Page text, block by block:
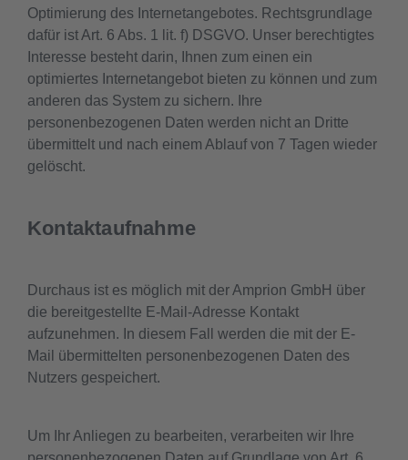
Optimierung des Internetangebotes. Rechtsgrundlage
dafür ist Art. 6 Abs. 1 lit. f) DSGVO. Unser berechtigtes
Interesse besteht darin, Ihnen zum einen ein
optimiertes Internetangebot bieten zu können und zum
anderen das System zu sichern. Ihre
personenbezogenen Daten werden nicht an Dritte
übermittelt und nach einem Ablauf von 7 Tagen wieder
gelöscht.
Kontaktaufnahme
Durchaus ist es möglich mit der Amprion GmbH über
die bereitgestellte E-Mail-Adresse Kontakt
aufzunehmen. In diesem Fall werden die mit der E-
Mail übermittelten personenbezogenen Daten des
Nutzers gespeichert.
Um Ihr Anliegen zu bearbeiten, verarbeiten wir Ihre